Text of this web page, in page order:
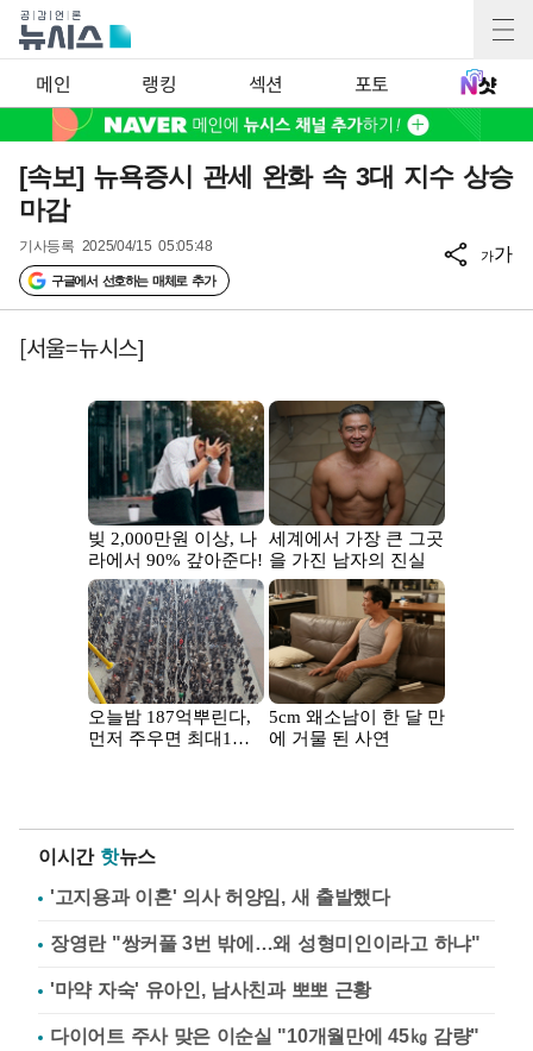
메인 랭킹 섹션 포토
[속보] 뉴욕증시 관세 완화 속 3대 지수 상승
마감
기사등록 2025/04/15 05:05:48
구글에서 선호하는 매체로 추가
가가
[서울=뉴시스]
이시간 핫뉴스
'고지용과 이혼' 의사 허양임, 새 출발했다
장영란 "쌍커풀 3번 밖에…왜 성형미인이라고 하냐"
'마약 자숙' 유아인, 남사친과 뽀뽀 근황
다이어트 주사 맞은 이순실 "10개월만에 45㎏ 감량"